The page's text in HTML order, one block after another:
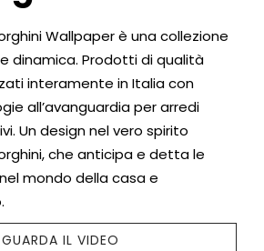
Wallpaper è una collezione
dinamica. Prodotti di qualità
interamente in Italia con
all’avanguardia per arredi
Un design nel vero spirito
che anticipa e detta le
mondo della casa e
GUARDA IL VIDEO